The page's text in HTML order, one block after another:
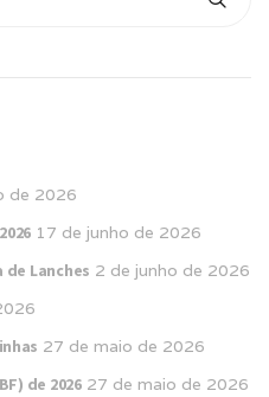
de 2026
17 de junho de 2026
de Lanches 2 de junho de 2026
27 de maio de 2026
de 2026 27 de maio de 2026